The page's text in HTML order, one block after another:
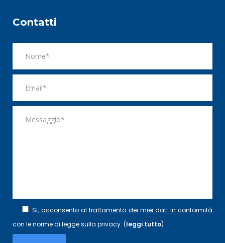
Contatti
Si, acconsento al trattamento dei miei dati in conformità
con le norme di legge sulla privacy. (leggi tutto)